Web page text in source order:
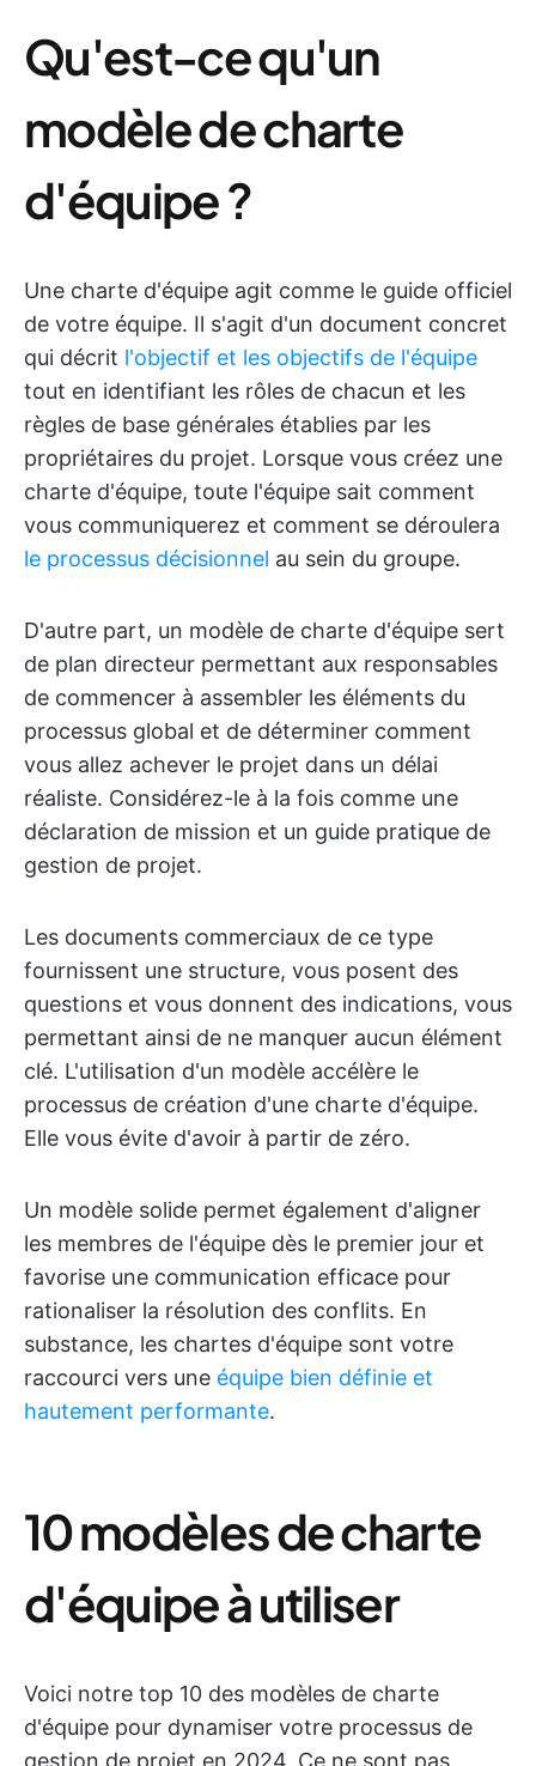
Qu'est-ce qu'un
modèle de charte
d'équipe ?
Une charte d'équipe agit comme le guide officiel
de votre équipe. Il s'agit d'un document concret
qui décrit l'objectif et les objectifs de l'équipe
tout en identifiant les rôles de chacun et les
règles de base générales établies par les
propriétaires du projet. Lorsque vous créez une
charte d'équipe, toute l'équipe sait comment
vous communiquerez et comment se déroulera
le processus décisionnel au sein du groupe.
D'autre part, un modèle de charte d'équipe sert
de plan directeur permettant aux responsables
de commencer à assembler les éléments du
processus global et de déterminer comment
vous allez achever le projet dans un délai
réaliste. Considérez-le à la fois comme une
déclaration de mission et un guide pratique de
gestion de projet.
Les documents commerciaux de ce type
fournissent une structure, vous posent des
questions et vous donnent des indications, vous
permettant ainsi de ne manquer aucun élément
clé. L'utilisation d'un modèle accélère le
processus de création d'une charte d'équipe.
Elle vous évite d'avoir à partir de zéro.
Un modèle solide permet également d'aligner
les membres de l'équipe dès le premier jour et
favorise une communication efficace pour
rationaliser la résolution des conflits. En
substance, les chartes d'équipe sont votre
raccourci vers une équipe bien définie et
hautement performante.
10 modèles de charte
d'équipe à utiliser
Voici notre top 10 des modèles de charte
d'équipe pour dynamiser votre processus de
gestion de projet en 2024. Ce ne sont pas